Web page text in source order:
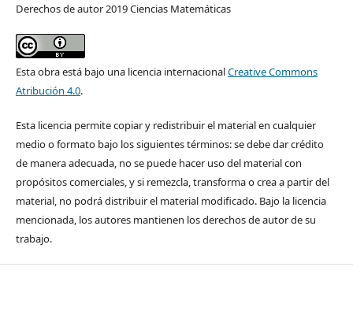
Derechos de autor 2019 Ciencias Matemáticas
Esta obra está bajo una licencia internacionalCreative Commons
Atribución 4.0.
Esta licencia permite copiar y redistribuir el material en cualquier
medio o formato bajo los siguientes términos: se debe dar crédito
de manera adecuada, no se puede hacer uso del material con
propósitos comerciales, y si remezcla, transforma o crea a partir del
material, no podrá distribuir el material modificado. Bajo la licencia
mencionada, los autores mantienen los derechos de autor de su
trabajo.